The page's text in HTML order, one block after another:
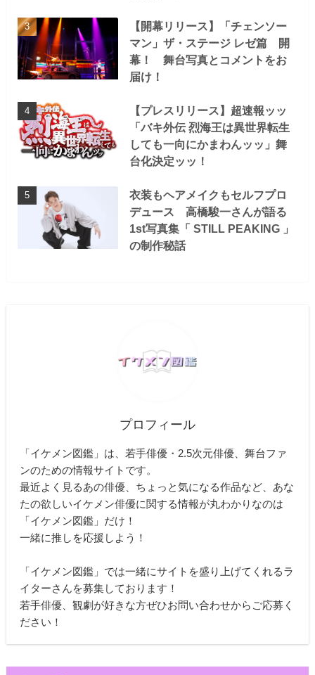
【開幕リリース】「チェンソー
マン」ザ・ステージ レゼ篇 開
幕！ 舞台写真とコメントをお
届け！
【プレスリリース】超速報ッッ
「バキ外伝 烈海王は異世界転生
しても一向にかまわんッッ」舞
台化決定ッッ！
衣装もヘアメイクもセルフプロ
デュース 高橋駿一さんが語る
1st写真集「 STILL PEAKING 」
の制作秘話
プロフィール
「イケメン図鑑」は、若手俳優・2.5次元俳優、舞台ファ
ンのための情報サイトです。
最近よく見るあの俳優、ちょっと気になる作品など、あな
たの欲しいイケメン俳優に関する情報が丸わかりなのは
「イケメン図鑑」だけ！
一緒に推しを応援しよう！
「イケメン図鑑」では一緒にサイトを盛り上げてくれるラ
イターさんを募集しております！
若手俳優、観劇が好きな方ぜひお問い合わせからご応募く
ださい！